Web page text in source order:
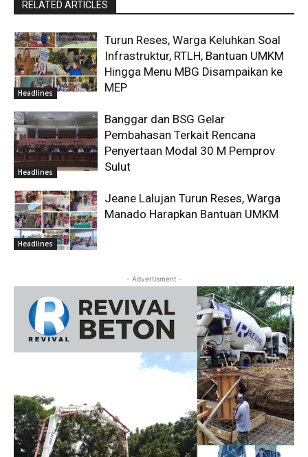
RELATED ARTICLES
Headlines
Turun Reses, Warga Keluhkan Soal
Infrastruktur, RTLH, Bantuan UMKM
Hingga Menu MBG Disampaikan ke
MEP
Headlines
Banggar dan BSG Gelar
Pembahasan Terkait Rencana
Penyertaan Modal 30 M Pemprov
Sulut
Headlines
Jeane Lalujan Turun Reses, Warga
Manado Harapkan Bantuan UMKM
- Advertisment -